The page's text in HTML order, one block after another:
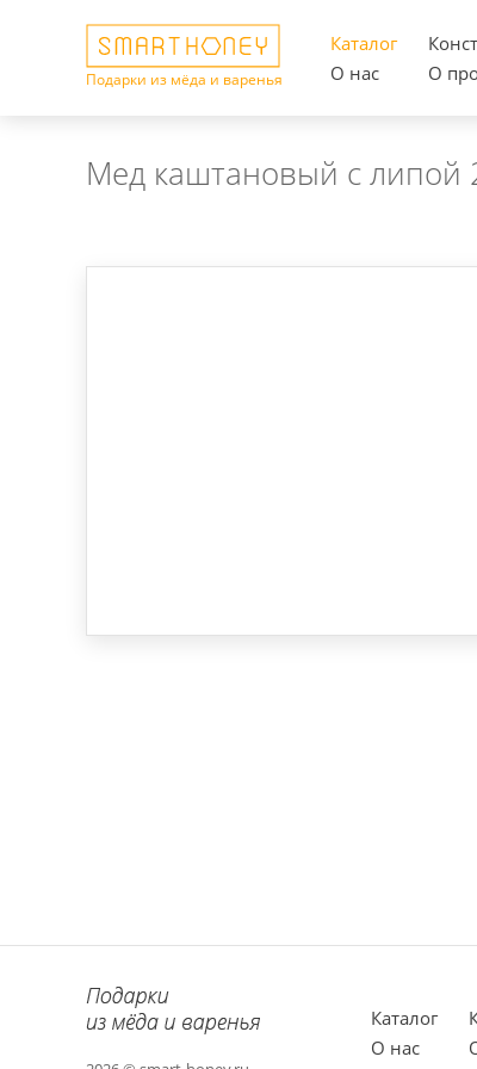
Подарки из мёда и варенья
Каталог
О нас
О
Мед каштановый с липой
Каталог
О нас